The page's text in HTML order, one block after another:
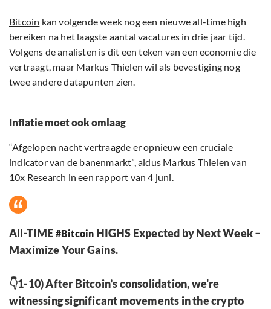
Bitcoin kan volgende week nog een nieuwe all-time high
bereiken na het laagste aantal vacatures in drie jaar tijd.
Volgens de analisten is dit een teken van een economie die
vertraagt, maar Markus Thielen wil als bevestiging nog
twee andere datapunten zien.
Inflatie moet ook omlaag
“Afgelopen nacht vertraagde er opnieuw een cruciale
indicator van de banenmarkt”,aldus Markus Thielen van
10x Research in een rapport van 4 juni.
All-TIME #Bitcoin HIGHS Expected by Next Week –
Maximize Your Gains.
👇1-10) After Bitcoin’s consolidation, we're
witnessing significant movements in the crypto